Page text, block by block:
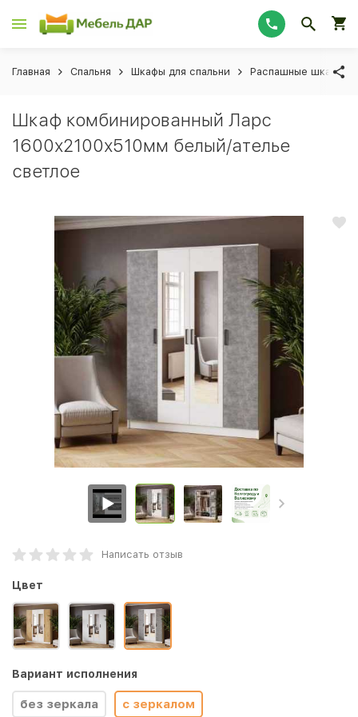
Главная Спальня Шкафы для спальни Распашные шкафы
Шкаф комбинированный Ларс
1600х2100х510мм белый/ателье
светлое
Написать отзыв
Цвет
Вариант исполнения
без зеркала с зеркалом